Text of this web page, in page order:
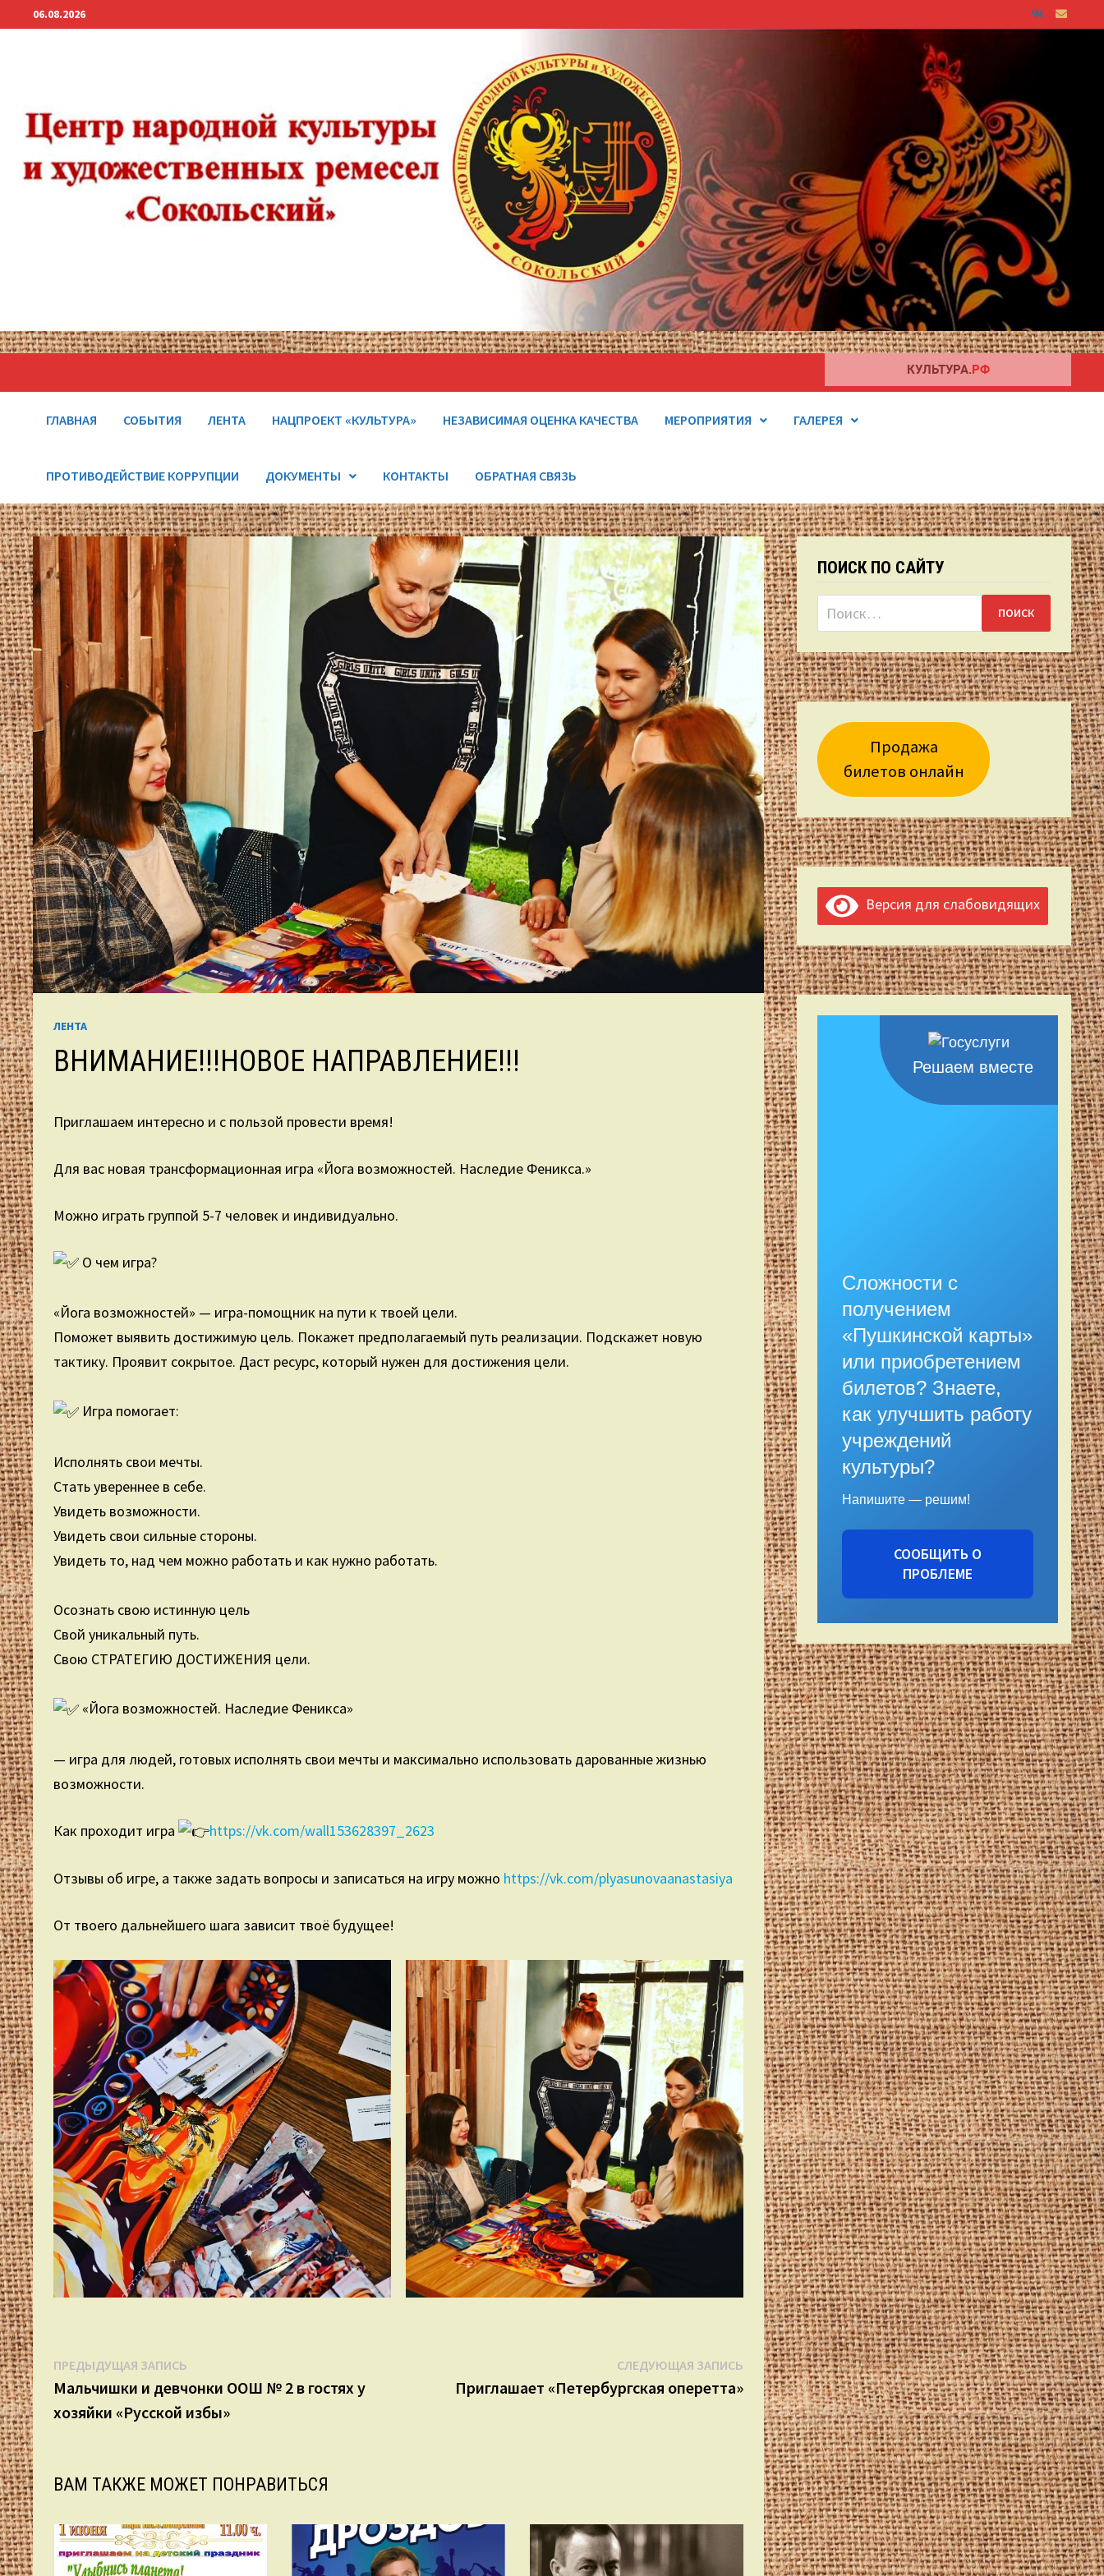
Перейти
к
06.08.2026
ГЛАВНАЯ СОБЫТИЯ ЛЕНТА НАЦПРОЕКТ «КУЛЬТУРА» НЕЗАВИСИМАЯ ОЦЕНКА КАЧЕСТВА МЕРОПРИЯТИЯ ГАЛЕРЕЯ
ПРОТИВОДЕЙСТВИЕ КОРРУПЦИИ ДОКУМЕНТЫ КОНТАКТЫ ОБРАТНАЯ СВЯЗЬ
ЛЕНТА
ВНИМАНИЕ!!!НОВОЕ НАПРАВЛЕНИЕ!!!
Приглашаем интересно и с пользой провести время!
Для вас новая трансформационная игра «Йога возможностей. Наследие Феникса.»
Можно играть группой 5-7 человек и индивидуально.
О чем игра?
«Йога возможностей» — игра-помощник на пути к твоей цели.
Поможет выявить достижимую цель. Покажет предполагаемый путь реализации. Подскажет новую
тактику. Проявит сокрытое. Даст ресурс, который нужен для достижения цели.
Игра помогает:
Исполнять свои мечты.
Стать увереннее в себе.
Увидеть возможности.
Увидеть свои сильные стороны.
Увидеть то, над чем можно работать и как нужно работать.
Осознать свою истинную цель
Свой уникальный путь.
Свою СТРАТЕГИЮ ДОСТИЖЕНИЯ цели.
«Йога возможностей. Наследие Феникса»
— игра для людей, готовых исполнять свои мечты и максимально использовать дарованные жизнью
возможности.
Как проходит игра https://vk.com/wall153628397_2623
Отзывы об игре, а также задать вопросы и записаться на игру можно https://vk.com/plyasunovaanastasiya
От твоего дальнейшего шага зависит твоё будущее!
Навигация
по
записям
ПРЕДЫДУЩАЯ ЗАПИСЬ
запись:
Мальчишки и девчонки ООШ № 2 в гостях у
хозяйки «Русской избы»
СЛЕДУЮЩАЯ ЗАПИСЬСледующая
запись:
Приглашает «Петербургская оперетта»
ВАМ ТАКЖЕ МОЖЕТ ПОНРАВИТЬСЯ
ПОИСК ПО САЙТУ
Найти:
Продажа
билетов онлайн
Версия для слабовидящих
Решаем вместе
Сложности с
получением
«Пушкинской карты»
или приобретением
билетов? Знаете,
как улучшить работу
учреждений
культуры?
Напишите — решим!
СООБЩИТЬ О
ПРОБЛЕМЕ